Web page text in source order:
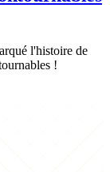
l'histoire de
!